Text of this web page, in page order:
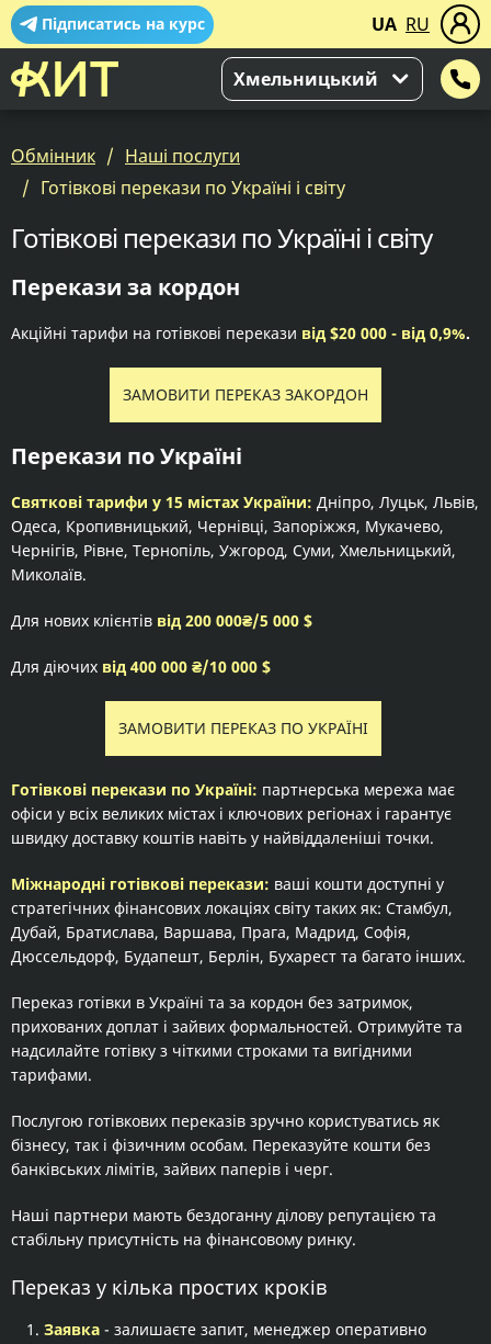
Підписатись на курс UA RU
Хмельницький
Обмінник
Наші послуги
Готівкові перекази по Україні і світу
Готівкові перекази по Україні і світу
Перекази за кордон
Акційні тарифи на готівкові перекази від $20 000 - від 0,9%.
ЗАМОВИТИ ПЕРЕКАЗ ЗАКОРДОН
Перекази по Україні
Святкові тарифи у 15 містах України: Дніпро, Луцьк, Львів,
Одеса, Кропивницький, Чернівці, Запоріжжя, Мукачево,
Чернігів, Рівне, Тернопіль, Ужгород, Суми, Хмельницький,
Миколаїв.
Для нових клієнтів від 200 000₴/5 000 $
Для діючих від 400 000 ₴/10 000 $
ЗАМОВИТИ ПЕРЕКАЗ ПО УКРАЇНІ
Готівкові перекази по Україні: партнерська мережа має
офіси у всіх великих містах і ключових регіонах і гарантує
швидку доставку коштів навіть у найвіддаленіші точки.
Міжнародні готівкові перекази: ваші кошти доступні у
стратегічних фінансових локаціях світу таких як: Стамбул,
Дубай, Братислава, Варшава, Прага, Мадрид, Софія,
Дюссельдорф, Будапешт, Берлін, Бухарест та багато інших.
Переказ готівки в Україні та за кордон без затримок,
прихованих доплат і зайвих формальностей. Отримуйте та
надсилайте готівку з чіткими строками та вигідними
тарифами.
Послугою готівкових переказів зручно користуватись як
бізнесу, так і фізичним особам. Переказуйте кошти без
банківських лімітів, зайвих паперів і черг.
Наші партнери мають бездоганну ділову репутацією та
стабільну присутність на фінансовому ринку.
Переказ у кілька простих кроків
Заявка - залишаєте запит, менеджер оперативно